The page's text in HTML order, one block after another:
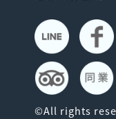
©All rights